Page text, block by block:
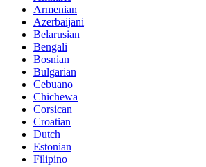
Armenian
Azerbaijani
Belarusian
Bengali
Bosnian
Bulgarian
Cebuano
Chichewa
Corsican
Croatian
Dutch
Estonian
Filipino